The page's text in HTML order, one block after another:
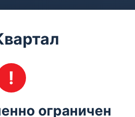
ограничен